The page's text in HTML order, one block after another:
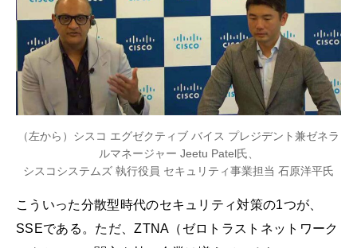
（左から）シスコ エグゼクティブ バイス プレジデント兼ゼネラ
ルマネージャー Jeetu Patel氏、
シスコシステムズ 執行役員 セキュリティ事業担当 石原洋平氏
こういった分散型時代のセキュリティ対策の1つが、
SSEである。ただ、ZTNA（ゼロトラストネットワーク